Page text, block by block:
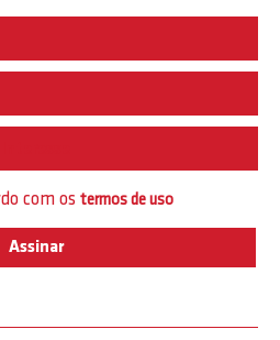
com os termos de uso